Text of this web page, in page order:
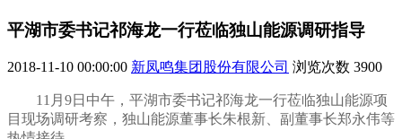
平湖市委书记祁海龙一行莅临独山能源调研指导
2018-11-10 00:00:00 新凤鸣集团股份有限公司 浏览次数 3900
11月9日中午，平湖市委书记祁海龙一行莅临独山能源项
目现场调研考察，独山能源董事长朱根新、副董事长郑永伟等